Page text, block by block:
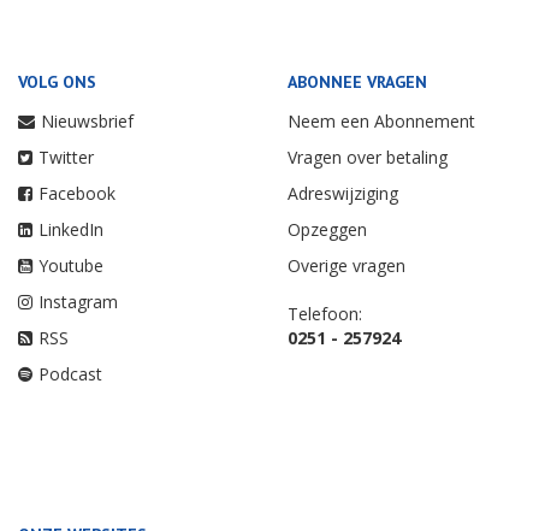
VOLG ONS
Nieuwsbrief
Twitter
Facebook
LinkedIn
Youtube
Instagram
RSS
Podcast
ABONNEE VRAGEN
Neem een Abonnement
Vragen over betaling
Adreswijziging
Opzeggen
Overige vragen
Telefoon:
0251 - 257924